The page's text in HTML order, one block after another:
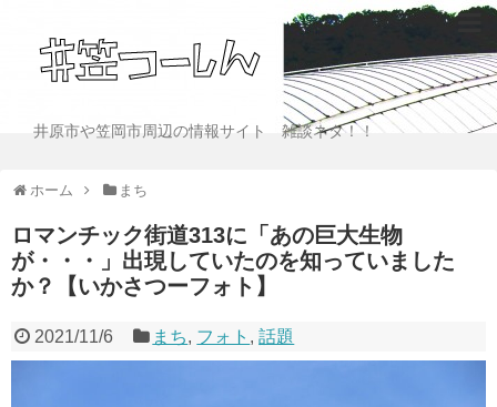
井原市や笠岡市周辺の情報サイト 雑談ネタ！！
ホーム まち
ロマンチック街道313に「あの巨大生物
が・・・」出現していたのを知っていました
か？【いかさつーフォト】
2021/11/6 まち, フォト ,話題